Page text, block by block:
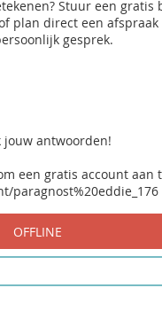
Stuur een gratis
plan direct een afspraak
gesprek.
antwoorden!
een gratis account aan
paragnost%20eddie_176